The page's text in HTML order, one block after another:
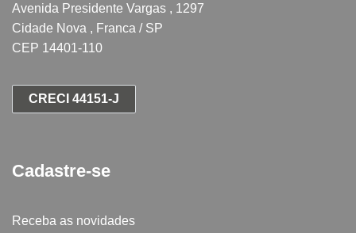
Avenida Presidente Vargas , 1297
Cidade Nova , Franca / SP
CEP 14401-110
CRECI 44151-J
Cadastre-se
Receba as novidades